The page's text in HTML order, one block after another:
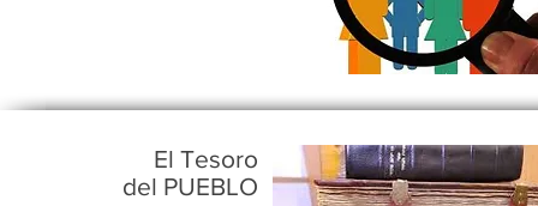
El Tesoro
del PUEBLO